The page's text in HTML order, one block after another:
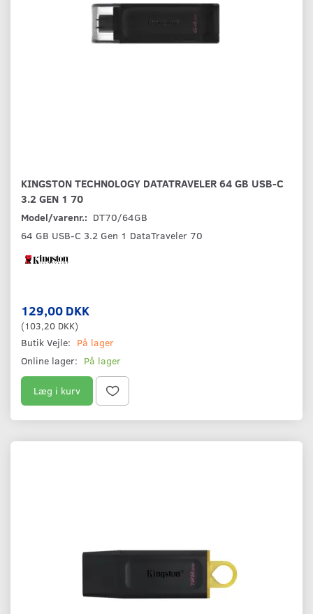
KINGSTON TECHNOLOGY DATATRAVELER 64 GB USB-C
3.2 GEN 1 70
Model/varenr.: DT70/64GB
64 GB USB-C 3.2 Gen 1 DataTraveler 70
129,00 DKK
(103,20 DKK)
Butik Vejle: På lager
Online lager: På lager
Læg i kurv